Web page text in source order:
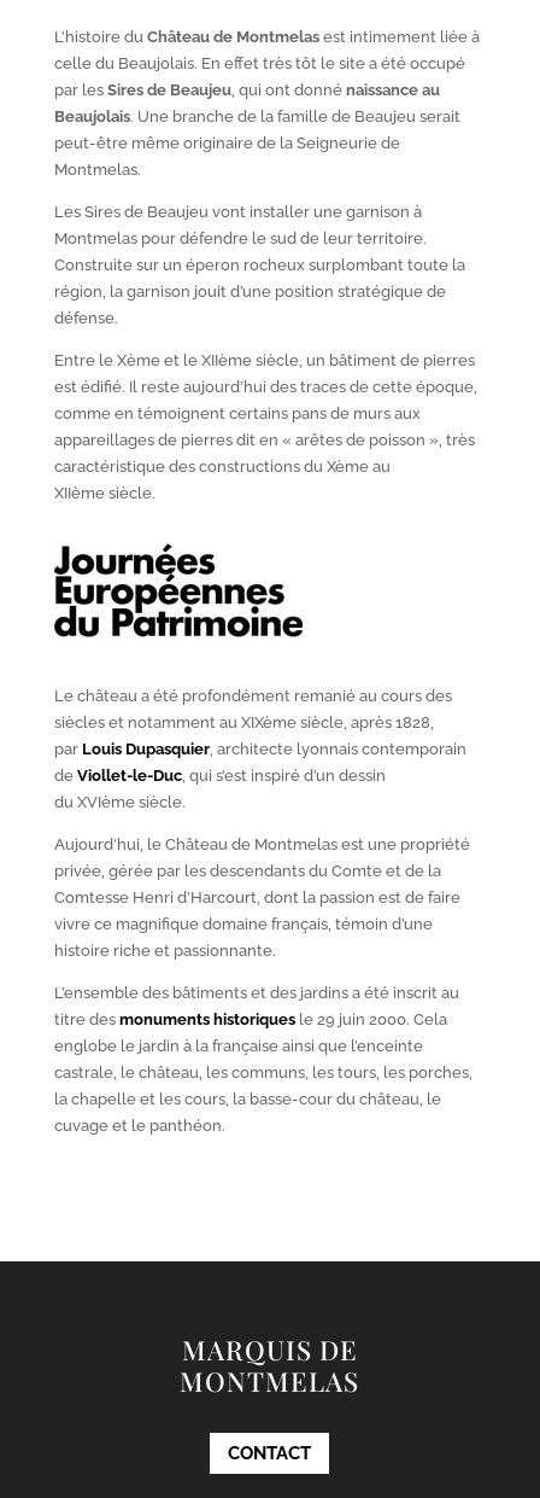
L’histoire duChâteau de Montmelasest intimement liée à
celle du Beaujolais. En effet très tôt le site a été occupé
par les Sires de Beaujeu, qui ont donné naissance au
Beaujolais. Une branche de la famille de Beaujeu serait
peut-être même originaire de la Seigneurie de
Montmelas.
Les Sires de Beaujeu vont installer une garnison à
Montmelas pour défendre le sud de leur territoire.
Construite sur un éperon rocheux surplombant toute la
région, la garnison jouit d’une position stratégique de
défense.
Entre le Xèmeet le XIIèmesiècle, un bâtiment de pierres
est édifié. Il reste aujourd’hui des traces de cette époque,
comme en témoignent certains pans de murs aux
appareillages de pierres dit en « arêtes de poisson », très
caractéristique des constructions du Xèmeau
XIIèmesiècle.
Le château a été profondément remanié au cours des
siècles et notamment au XIXèmesiècle, après 1828,
par Louis Dupasquier, architecte lyonnais contemporain
de Viollet-le-Duc, qui s’est inspiré d’un dessin
du XVIèmesiècle.
Aujourd’hui, le Château de Montmelas est une propriété
privée, gérée par les descendants du Comte et de la
Comtesse Henri d’Harcourt, dont la passion est de faire
vivre ce magnifique domaine français, témoin d’une
histoire riche et passionnante.
L’ensemble des bâtiments et des jardins a été inscrit au
titre des monuments historiquesle 29 juin 2000. Cela
englobe le jardin à la française ainsi que l’enceinte
castrale, le château, les communs, les tours, les porches,
la chapelle et les cours, la basse-cour du château, le
cuvage et le panthéon.
MARQUIS DE
MONTMELAS
CONTACT